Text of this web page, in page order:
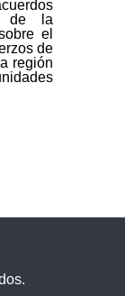
de la
el
de
región